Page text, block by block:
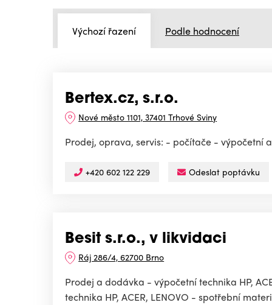
Výchozí řazení Podle hodnocení
Bertex.cz, s.r.o.
Nové město 1101, 37401 Trhové Sviny
Prodej, oprava, servis: - počítače - výpočetní
+420 602 122 229 Odeslat poptávku
Besit s.r.o., v likvidaci
Ráj 286/4, 62700 Brno
Prodej a dodávka - výpočetní technika HP,
technika HP, ACER, LENOVO - spotřební